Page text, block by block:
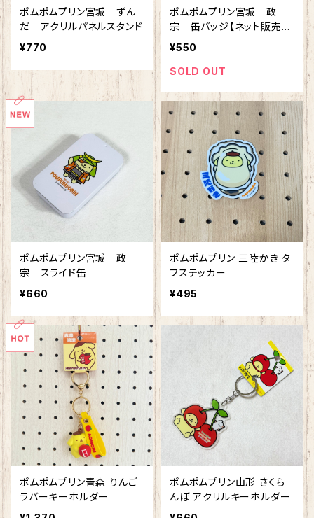
ポムポムプリン宮城 ずん
だ アクリルパネルスタンド
¥770
ポムポムプリン宮城 政
宗 缶バッジ【ネット販売限
定】
¥550
SOLD OUT
ポムポムプリン宮城 政
宗 スライド缶
¥660
ポムポムプリン 三陸かき タ
フステッカー
¥495
ポムポムプリン青森 りんご
ラバーキーホルダー
ポムポムプリン山形 さくら
んぼ アクリルキーホルダー